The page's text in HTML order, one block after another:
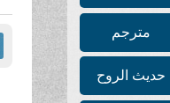
مترجم
حديث الروح